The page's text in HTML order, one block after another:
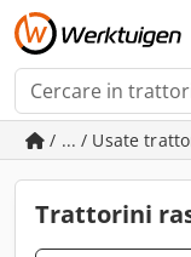
/ ... / Usate
Trattorini